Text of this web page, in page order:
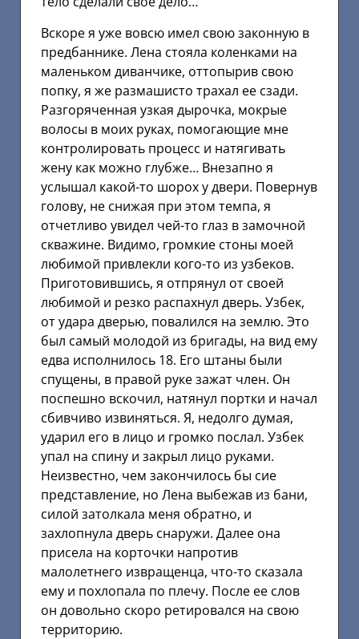
Вскоре я уже вовсю имел свою законную в
предбаннике. Лена стояла коленками на
маленьком диванчике, оттопырив свою
попку, я же размашисто трахал ее сзади.
Разгоряченная узкая дырочка, мокрые
волосы в моих руках, помогающие мне
контролировать процесс и натягивать
жену как можно глубже… Внезапно я
услышал какой-то шорох у двери. Повернув
голову, не снижая при этом темпа, я
отчетливо увидел чей-то глаз в замочной
скважине. Видимо, громкие стоны моей
любимой привлекли кого-то из узбеков.
Приготовившись, я отпрянул от своей
любимой и резко распахнул дверь. Узбек,
от удара дверью, повалился на землю. Это
был самый молодой из бригады, на вид ему
едва исполнилось 18. Его штаны были
спущены, в правой руке зажат член. Он
поспешно вскочил, натянул портки и начал
сбивчиво извиняться. Я, недолго думая,
ударил его в лицо и громко послал. Узбек
упал на спину и закрыл лицо руками.
Неизвестно, чем закончилось бы сие
представление, но Лена выбежав из бани,
силой затолкала меня обратно, и
захлопнула дверь снаружи. Далее она
присела на корточки напротив
малолетнего извращенца, что-то сказала
ему и похлопала по плечу. После ее слов
он довольно скоро ретировался на свою
территорию.